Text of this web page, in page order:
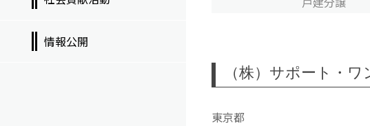
（株）サポート・
東京都
情報公開